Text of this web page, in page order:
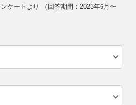
ケートより （回答期間：2023年6月〜